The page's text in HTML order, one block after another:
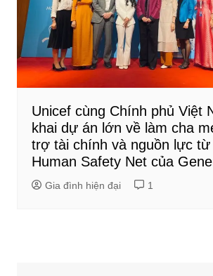
Unicef cùng Chính phủ Việt
khai dự án lớn về làm cha
trợ tài chính và nguồn lực từ
Human Safety Net của
Gia đình hiện đại 1